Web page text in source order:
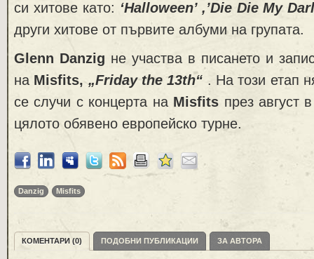
си хитове като: ‘Halloween’ ,’Die Die My
други хитове от първите албуми на групата.
Glenn Danzig не участва в писането и
на Misfits,„Friday the 13th“ . На този етап
се случи с концерта на Misfits през август
цялото обявено европейско турне.
Danzig Misfits
КОМЕНТАРИ (0) ПОДОБНИ ПУБЛИКАЦИИ ЗА АВТОРА